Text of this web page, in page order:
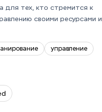
для тех, кто стремится к
своими ресурсами и
управление